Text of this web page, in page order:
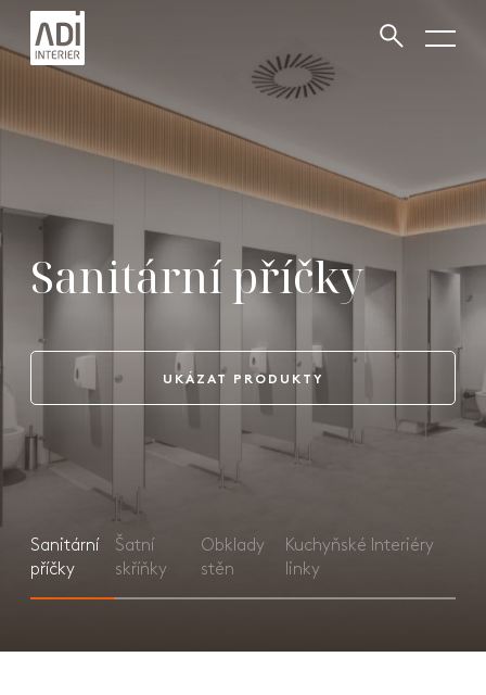
Zavřít vyhledávání
Šatní skříňky
UKÁZAT PRODUKTY
Sanitární
příčky
Šatní
skříňky
Obklady
stěn
Kuchyňské
linky
Interiéry